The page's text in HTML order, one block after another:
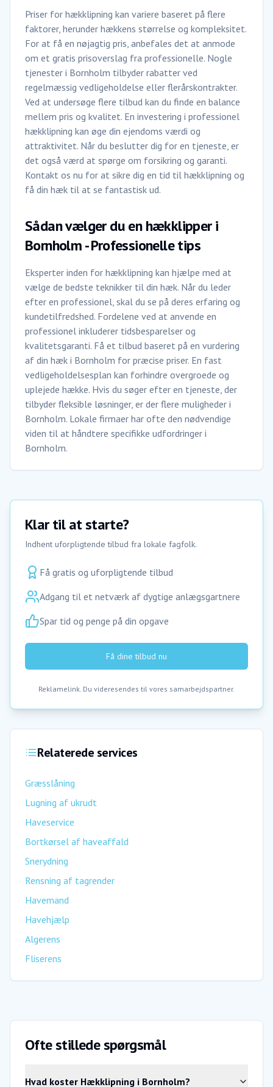
Priser for hækklipning kan variere baseret på flere
faktorer, herunder hækkens størrelse og kompleksitet.
For at få en nøjagtig pris, anbefales det at anmode
om et gratis prisoverslag fra professionelle. Nogle
tjenester i Bornholm tilbyder rabatter ved
regelmæssig vedligeholdelse eller flerårskontrakter.
Ved at undersøge flere tilbud kan du finde en balance
mellem pris og kvalitet. En investering i professionel
hækklipning kan øge din ejendoms værdi og
attraktivitet. Når du beslutter dig for en tjeneste, er
det også værd at spørge om forsikring og garanti.
Kontakt os nu for at sikre dig en tid til hækklipning og
få din hæk til at se fantastisk ud.
Sådan vælger du en hækklipper i
Bornholm - Professionelle tips
Eksperter inden for hækklipning kan hjælpe med at
vælge de bedste teknikker til din hæk. Når du leder
efter en professionel, skal du se på deres erfaring og
kundetilfredshed. Fordelene ved at anvende en
professionel inkluderer tidsbesparelser og
kvalitetsgaranti. Få et tilbud baseret på en vurdering
af din hæk i Bornholm for præcise priser. En fast
vedligeholdelsesplan kan forhindre overgroede og
uplejede hække. Hvis du søger efter en tjeneste, der
tilbyder fleksible løsninger, er der flere muligheder i
Bornholm. Lokale firmaer har ofte den nødvendige
viden til at håndtere specifikke udfordringer i
Bornholm.
Klar til at starte?
Indhent uforpligtende tilbud fra lokale fagfolk.
Få gratis og uforpligtende tilbud
Adgang til et netværk af dygtige anlægsgartnere
Spar tid og penge på din opgave
Få dine tilbud nu
Reklamelink. Du videresendes til vores samarbejdspartner.
Relaterede services
Græsslåning
Lugning af ukrudt
Haveservice
Bortkørsel af haveaffald
Snerydning
Rensning af tagrender
Havemand
Havehjælp
Algerens
Fliserens
Ofte stillede spørgsmål
Hvad koster Hækklipning i Bornholm?